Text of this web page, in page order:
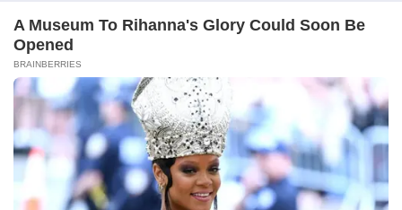
расставаться. Галина Алексеевна с радостью
оставила холодную Москву и переехала к
возлюбленному, в его маленький, но уютный
дом на берегу моря, где они жили долго и
счастливо.